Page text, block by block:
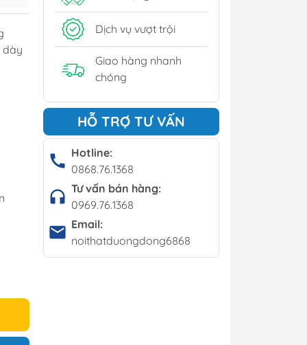
Giá kệ
Bộ bàn ghế cafe
Bàn cafe
Ghế cafe
Ghế bar
dày
Dịch vụ vượt trội
Giao hàng nhanh
chóng
HỖ TRỢ TƯ VẤN
Hotline:
0868.76.1368
Tư vấn bán hàng:
0969.76.1368
Email:
noithatduongdong6868